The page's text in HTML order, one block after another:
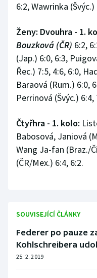
Rychlobruslení
Rychlostní kanoistika
Short track
Stolní tenis
Triatlon
Vodní slalom
Volejbal
Ostatní
6:2, Wawrinka
Ženy: Dvouhra - 1.
Bouzková (ČR) 6:2,
(Jap.) 6:0, 6:3,
Řec.) 7:5, 4:6, 6:0,
Baraová (Rum.) 6:0,
Perrinová (Švýc.) 6:4,
Čtyřhra - 1. kolo:
Babosová, Janiová
Wang Ja-fan (Braz./
(ČR/Mex.) 6:4, 6:2.
SOUVISEJÍCÍ ČLÁNKY
Federer po pauze
Kohlschreibera
25. 2. 2019